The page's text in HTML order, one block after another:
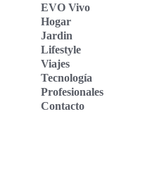
EVO Vivo
Hogar
Jardin
Lifestyle
Viajes
Tecnología
Profesionales
Contacto